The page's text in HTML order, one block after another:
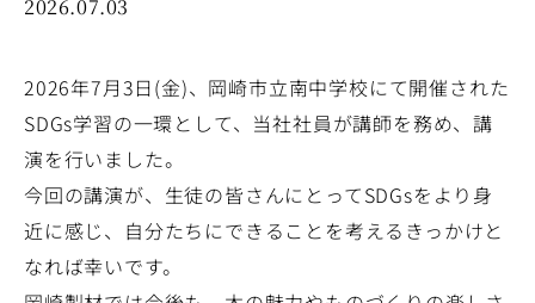
2026.07.03
2026年7月3日(金)、岡崎市立南中学校にて開催された
SDGs学習の一環として、当社社員が講師を務め、講
演を行いました。
今回の講演が、生徒の皆さんにとってSDGsをより身
近に感じ、自分たちにできることを考えるきっかけと
なれば幸いです。